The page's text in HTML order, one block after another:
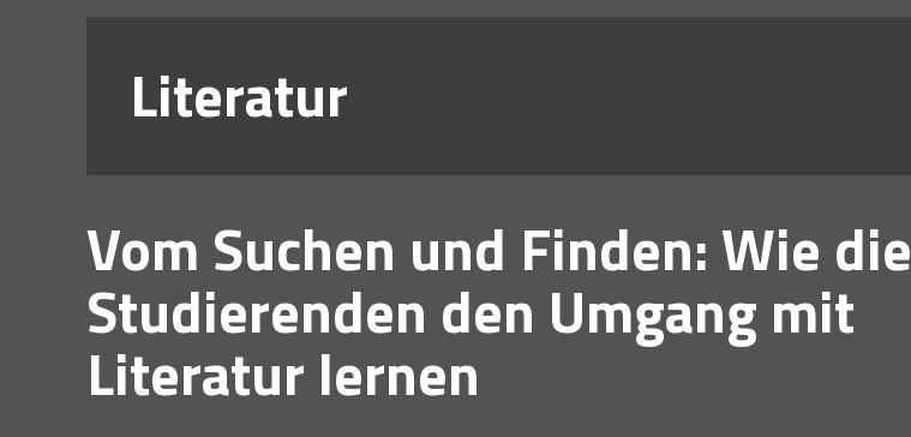
Literatur
Vom Suchen und Finden: Wie die
Studierenden den Umgang mit
Literatur lernen